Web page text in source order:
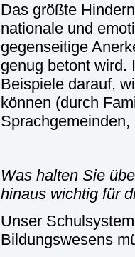
Das größte
nationale und
gegenseitige
genug betont wird.
Beispiele darauf,
können (durch
Was halten Sie
hinaus wichtig für
Unser
Bildungswesens